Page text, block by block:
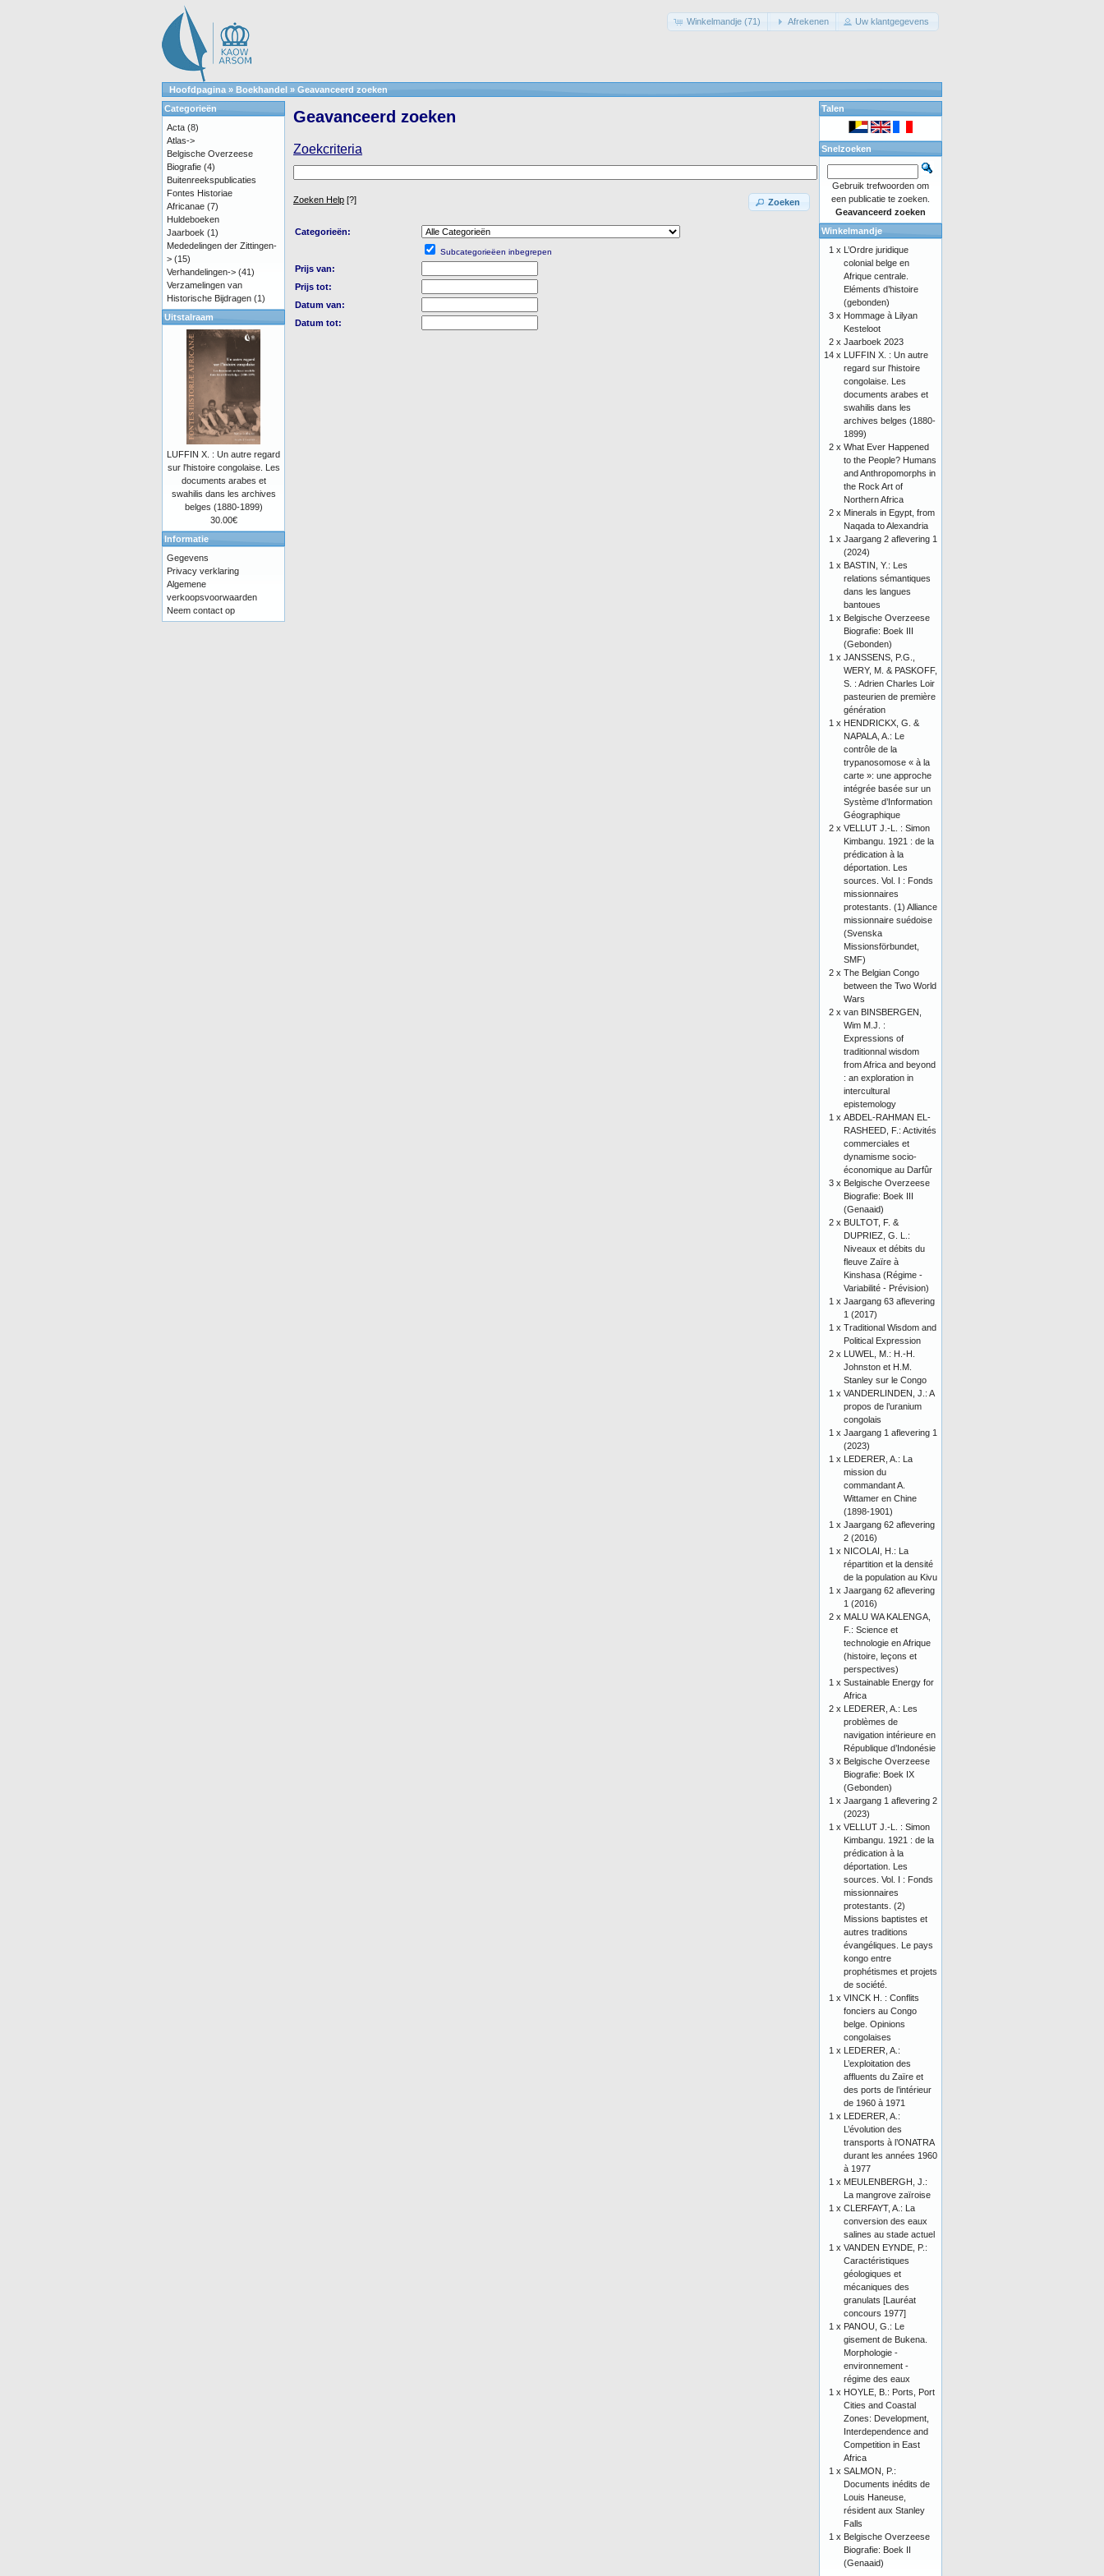
Winkelmandje (71) Afrekenen Uw klantgegevens
Hoofdpagina » Boekhandel » Geavanceerd zoeken
Geavanceerd zoeken
Zoekcriteria
Zoeken Help [?] Zoeken
Categorieën:
Subcategorieëen inbegrepen
Prijs van:
Prijs tot:
Datum van:
Datum tot:
Categorieën
Acta (8)
Atlas->
Belgische Overzeese
Biografie (4)
Buitenreekspublicaties
Fontes Historiae
Africanae (7)
Huldeboeken
Jaarboek (1)
Mededelingen der Zittingen-
> (15)
Verhandelingen-> (41)
Verzamelingen van
Historische Bijdragen (1)
Uitstalraam
LUFFIN X. : Un autre regard
sur l'histoire congolaise. Les
documents arabes et
swahilis dans les archives
belges (1880-1899)
30.00€
Informatie
Gegevens
Privacy verklaring
Algemene
verkoopsvoorwaarden
Neem contact op
Talen
Snelzoeken
Gebruik trefwoorden om
een publicatie te zoeken.
Geavanceerd zoeken
Winkelmandje
1 x L’Ordre juridique
colonial belge en
Afrique centrale.
Eléments d’histoire
(gebonden)
3 x Hommage à Lilyan
Kesteloot
2 x Jaarboek 2023
14 x LUFFIN X. : Un autre
regard sur l'histoire
congolaise. Les
documents arabes et
swahilis dans les
archives belges (1880-
1899)
2 x What Ever Happened
to the People? Humans
and Anthropomorphs in
the Rock Art of
Northern Africa
2 x Minerals in Egypt, from
Naqada to Alexandria
1 x Jaargang 2 aflevering 1
(2024)
1 x BASTIN, Y.: Les
relations sémantiques
dans les langues
bantoues
1 x Belgische Overzeese
Biografie: Boek III
(Gebonden)
1 x JANSSENS, P.G.,
WERY, M. & PASKOFF,
S. : Adrien Charles Loir
pasteurien de première
génération
1 x HENDRICKX, G. &
NAPALA, A.: Le
contrôle de la
trypanosomose « à la
carte »: une approche
intégrée basée sur un
Système d’Information
Géographique
2 x VELLUT J.-L. : Simon
Kimbangu. 1921 : de la
prédication à la
déportation. Les
sources. Vol. I : Fonds
missionnaires
protestants. (1) Alliance
missionnaire suédoise
(Svenska
Missionsförbundet,
SMF)
2 x The Belgian Congo
between the Two World
Wars
2 x van BINSBERGEN,
Wim M.J. :
Expressions of
traditionnal wisdom
from Africa and beyond
: an exploration in
intercultural
epistemology
1 x ABDEL-RAHMAN EL-
RASHEED, F.: Activités
commerciales et
dynamisme socio-
économique au Darfûr
3 x Belgische Overzeese
Biografie: Boek III
(Genaaid)
2 x BULTOT, F. &
DUPRIEZ, G. L.:
Niveaux et débits du
fleuve Zaïre à
Kinshasa (Régime -
Variabilité - Prévision)
1 x Jaargang 63 aflevering
1 (2017)
1 x Traditional Wisdom and
Political Expression
2 x LUWEL, M.: H.-H.
Johnston et H.M.
Stanley sur le Congo
1 x VANDERLINDEN, J.: A
propos de l’uranium
congolais
1 x Jaargang 1 aflevering 1
(2023)
1 x LEDERER, A.: La
mission du
commandant A.
Wittamer en Chine
(1898-1901)
1 x Jaargang 62 aflevering
2 (2016)
1 x NICOLAI, H.: La
répartition et la densité
de la population au Kivu
1 x Jaargang 62 aflevering
1 (2016)
2 x MALU WA KALENGA,
F.: Science et
technologie en Afrique
(histoire, leçons et
perspectives)
1 x Sustainable Energy for
Africa
2 x LEDERER, A.: Les
problèmes de
navigation intérieure en
République d’Indonésie
3 x Belgische Overzeese
Biografie: Boek IX
(Gebonden)
1 x Jaargang 1 aflevering 2
(2023)
1 x VELLUT J.-L. : Simon
Kimbangu. 1921 : de la
prédication à la
déportation. Les
sources. Vol. I : Fonds
missionnaires
protestants. (2)
Missions baptistes et
autres traditions
évangéliques. Le pays
kongo entre
prophétismes et projets
de société.
1 x VINCK H. : Conflits
fonciers au Congo
belge. Opinions
congolaises
1 x LEDERER, A.:
L’exploitation des
affluents du Zaïre et
des ports de l’intérieur
de 1960 à 1971
1 x LEDERER, A.:
L’évolution des
transports à l’ONATRA
durant les années 1960
à 1977
1 x MEULENBERGH, J.:
La mangrove zaïroise
1 x CLERFAYT, A.: La
conversion des eaux
salines au stade actuel
1 x VANDEN EYNDE, P.:
Caractéristiques
géologiques et
mécaniques des
granulats [Lauréat
concours 1977]
1 x PANOU, G.: Le
gisement de Bukena.
Morphologie -
environnement -
régime des eaux
1 x HOYLE, B.: Ports, Port
Cities and Coastal
Zones: Development,
Interdependence and
Competition in East
Africa
1 x SALMON, P.:
Documents inédits de
Louis Haneuse,
résident aux Stanley
Falls
1 x Belgische Overzeese
Biografie: Boek II
(Genaaid)